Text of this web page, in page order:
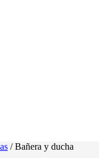
/Bañera y ducha